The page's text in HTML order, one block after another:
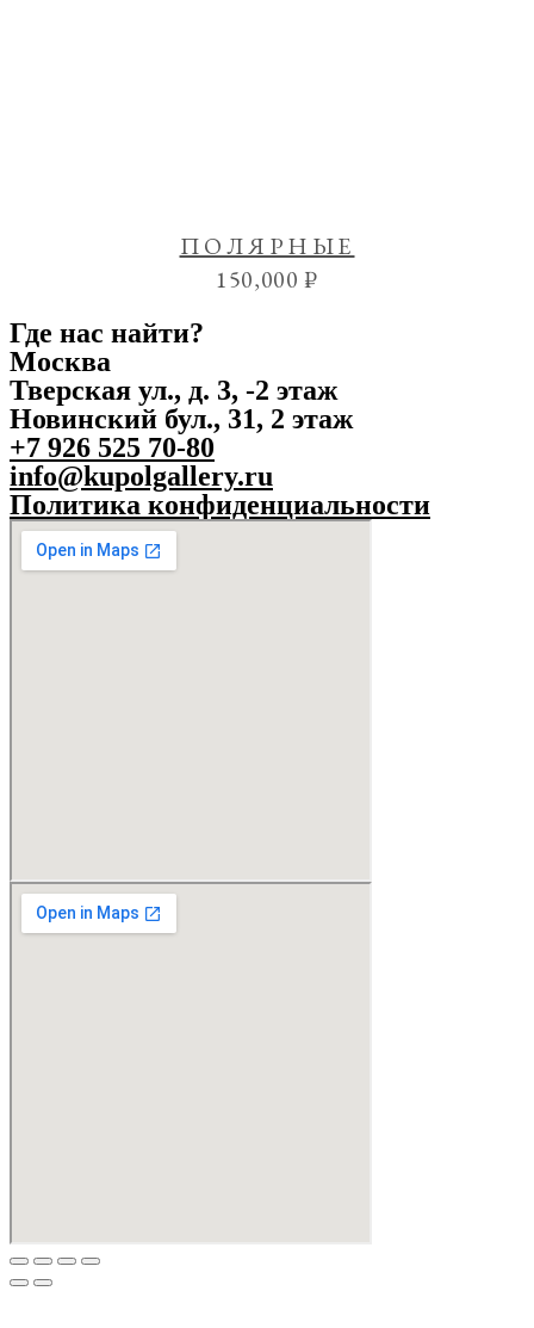
ПОЛЯРНЫЕ
150,000₽
Где нас найти?
Москва
Тверская ул., д. 3, -2 этаж
Новинский бул., 31, 2 этаж
+7 926 525 70-80
info@kupolgallery.ru
Политика конфиденциальности